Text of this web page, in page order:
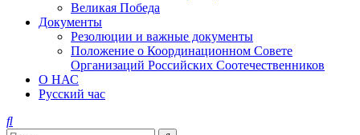
Великая Победа
Документы
Резолюции и важные документы
Положение о Координационном Совете
Организаций Российских Соотечественников
О НАС
Русский час